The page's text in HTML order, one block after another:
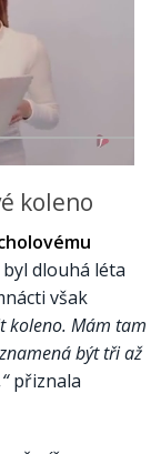
koleno
dlouhá léta
však
koleno. Mám tam
být tři až
přiznala